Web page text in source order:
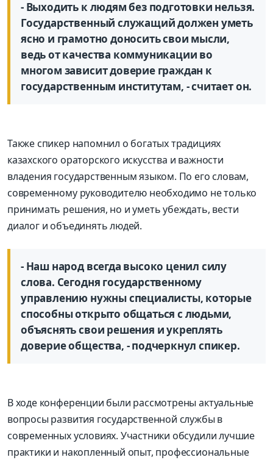
- Выходить к людям без подготовки нельзя.
Государственный служащий должен уметь
ясно и грамотно доносить свои мысли,
ведь от качества коммуникации во
многом зависит доверие граждан к
государственным институтам, - считает он.
Также спикер напомнил о богатых традициях
казахского ораторского искусства и важности
владения государственным языком. По его словам,
современному руководителю необходимо не только
принимать решения, но и уметь убеждать, вести
диалог и объединять людей.
- Наш народ всегда высоко ценил силу
слова. Сегодня государственному
управлению нужны специалисты, которые
способны открыто общаться с людьми,
объяснять свои решения и укреплять
доверие общества, - подчеркнул спикер.
В ходе конференции были рассмотрены актуальные
вопросы развития государственной службы в
современных условиях. Участники обсудили лучшие
практики и накопленный опыт, профессиональные